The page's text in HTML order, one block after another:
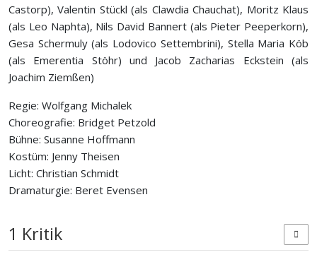
Castorp), Valentin Stückl (als Clawdia Chauchat), Moritz Klaus
(als Leo Naphta), Nils David Bannert (als Pieter Peeperkorn),
Gesa Schermuly (als Lodovico Settembrini), Stella Maria Köb
(als Emerentia Stöhr) und Jacob Zacharias Eckstein (als
Joachim Ziemßen)
Regie: Wolfgang Michalek
Choreografie: Bridget Petzold
Bühne: Susanne Hoffmann
Kostüm: Jenny Theisen
Licht: Christian Schmidt
Dramaturgie: Beret Evensen
1 Kritik